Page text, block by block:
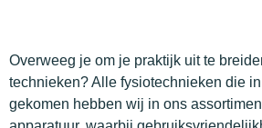
Overweeg je om je praktijk uit te
technieken? Alle fysiotechnieken die
gekomen hebben wij in ons